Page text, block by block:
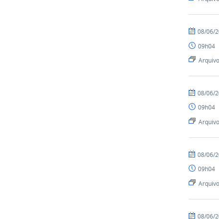
por
publicado
08/06/
09h04
Arquivo
por
publicado
08/06/
09h04
Arquivo
por
publicado
08/06/
09h04
Arquivo
por
publicado
08/06/